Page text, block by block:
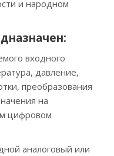
и народном
входного
давление,
преобразования
на
цифровом
аналоговый или